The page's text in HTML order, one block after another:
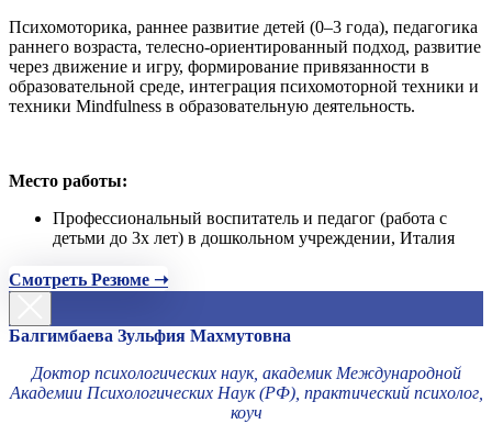
Психомоторика, раннее развитие детей (0–3 года), педагогика
раннего возраста, телесно-ориентированный подход, развитие
через движение и игру, формирование привязанности в
образовательной среде, интеграция психомоторной техники и
техники Mindfulness в образовательную деятельность.
Место работы:
Профессиональный воспитатель и педагог (работа с
детьми до 3х лет) в дошкольном учреждении, Италия
Смотреть Резюме ➝
Балгимбаева Зульфия Махмутовна
Доктор психологических наук, академик Международной
Академии Психологических Наук (РФ), практический психолог,
коуч